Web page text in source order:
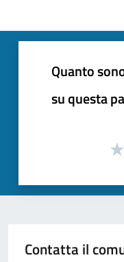
Quanto
su questa
Contatta il